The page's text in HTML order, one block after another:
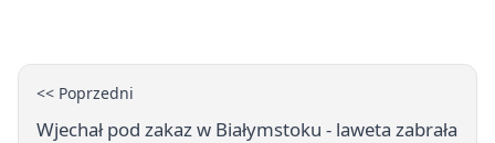
<< Poprzedni
Wjechał pod zakaz w Białymstoku - laweta zabrała